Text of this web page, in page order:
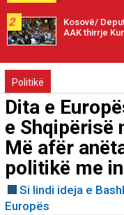
2
Kosovë/
AAK thirrje
Politikë
Dita e
e Shqipërisë
Më afër
politikë me
Si lindi ideja e
Europës